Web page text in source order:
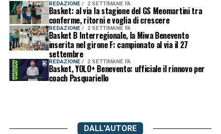
REDAZIONE 2 SETTIMANE FA
Basket: al via la stagione del GS Meomartini tra
conferme, ritorni e voglia di crescere
REDAZIONE 2 SETTIMANE FA
Basket B Interregionale, la Miwa Benevento
inserita nel girone F: campionato al via il 27
settembre
REDAZIONE 2 SETTIMANE FA
Basket, YOLO+ Benevento: ufficiale il rinnovo per
coach Pasquariello
DALL'AUTORE